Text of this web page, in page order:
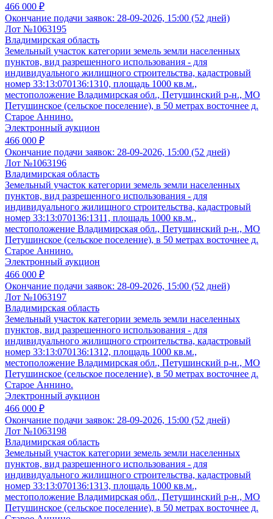
466 000 ₽
Окончание подачи заявок: 28-09-2026, 15:00 (52 дней)
Лот №1063195
Владимирская область
Земельный участок категории земель земли населенных
пунктов, вид разрешенного использования - для
индивидуального жилищного строительства, кадастровый
номер 33:13:070136:1310, площадь 1000 кв.м.,
местоположение Владимирская обл., Петушинский р-н., МО
Петушинское (сельское поселение), в 50 метрах восточнее д.
Старое Аннино.
Электронный аукцион
466 000 ₽
Окончание подачи заявок: 28-09-2026, 15:00 (52 дней)
Лот №1063196
Владимирская область
Земельный участок категории земель земли населенных
пунктов, вид разрешенного использования - для
индивидуального жилищного строительства, кадастровый
номер 33:13:070136:1311, площадь 1000 кв.м.,
местоположение Владимирская обл., Петушинский р-н., МО
Петушинское (сельское поселение), в 50 метрах восточнее д.
Старое Аннино.
Электронный аукцион
466 000 ₽
Окончание подачи заявок: 28-09-2026, 15:00 (52 дней)
Лот №1063197
Владимирская область
Земельный участок категории земель земли населенных
пунктов, вид разрешенного использования - для
индивидуального жилищного строительства, кадастровый
номер 33:13:070136:1312, площадь 1000 кв.м.,
местоположение Владимирская обл., Петушинский р-н., МО
Петушинское (сельское поселение), в 50 метрах восточнее д.
Старое Аннино.
Электронный аукцион
466 000 ₽
Окончание подачи заявок: 28-09-2026, 15:00 (52 дней)
Лот №1063198
Владимирская область
Земельный участок категории земель земли населенных
пунктов, вид разрешенного использования - для
индивидуального жилищного строительства, кадастровый
номер 33:13:070136:1313, площадь 1000 кв.м.,
местоположение Владимирская обл., Петушинский р-н., МО
Петушинское (сельское поселение), в 50 метрах восточнее д.